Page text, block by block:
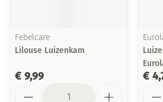
Febelcare
Lilouse Luizenkam
€ 9,99 €